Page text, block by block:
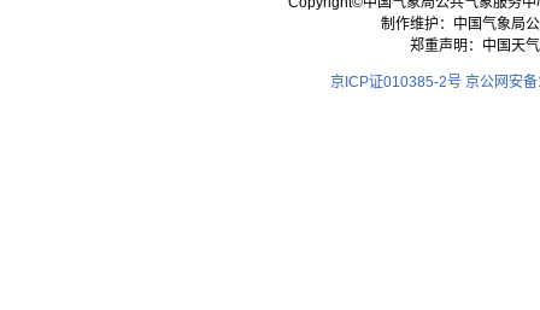
制作维护：中国气象局
郑重声明：中国天
京ICP证010385-2号 京公网安